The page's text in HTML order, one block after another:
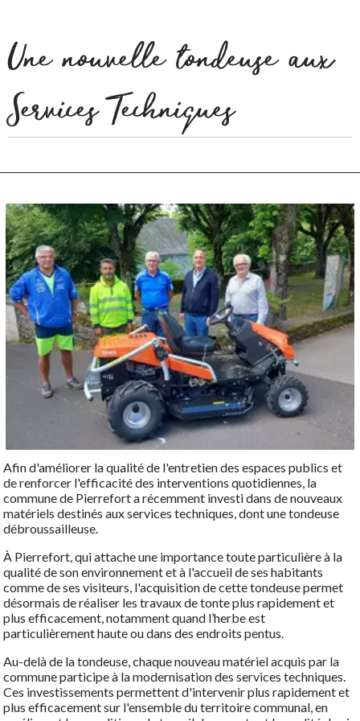
Une nouvelle tondeuse aux
Services Techniques
Afin d'améliorer la qualité de l'entretien des espaces publics et
de renforcer l'efficacité des interventions quotidiennes, la
commune de Pierrefort a récemment investi dans de nouveaux
matériels destinés aux services techniques, dont une tondeuse
débroussailleuse.
À Pierrefort, qui attache une importance toute particulière à la
qualité de son environnement et à l'accueil de ses habitants
comme de ses visiteurs, l'acquisition de cette tondeuse permet
désormais de réaliser les travaux de tonte plus rapidement et
plus efficacement, notamment quand l’herbe est
particulièrement haute ou dans des endroits pentus.
Au-delà de la tondeuse, chaque nouveau matériel acquis par la
commune participe à la modernisation des services techniques.
Ces investissements permettent d'intervenir plus rapidement et
plus efficacement sur l'ensemble du territoire communal, en